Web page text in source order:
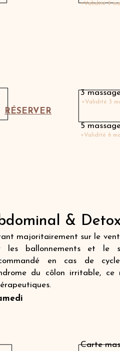
RÉSERVER
+Validité 3
3
+Validité 3
5
+Validité 6
&
majoritairement sur le
les ballonnements et le
en cas de
du côlon irritable, ce
Carte